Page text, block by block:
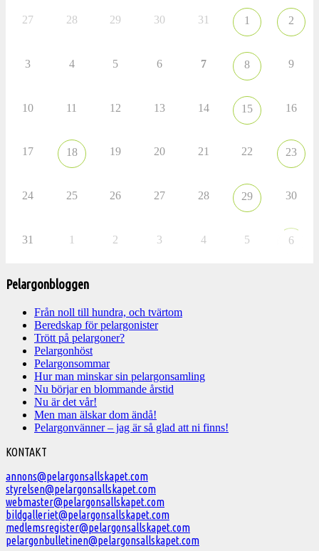
27 28 29 30 31 1 2
3 4 5 6 7 8 9
10 11 12 13 14 15 16
17 18 19 20 21 22 23
24 25 26 27 28 29 30
31 1 2 3 4 5 6
Pelargonbloggen
Från noll till hundra, och tvärtom
Beredskap för pelargonister
Trött på pelargoner?
Pelargonhöst
Pelargonsommar
Hur man minskar sin pelargonsamling
Nu börjar en blommande årstid
Nu är det vår!
Men man älskar dom ändå!
Pelargonvänner – jag är så glad att ni finns!
Välkommen
till
Svenska
Pelargonsällskapet
KONTAKT
annons@pelargonsallskapet.com
styrelsen@pelargonsallskapet.com
webmaster@pelargonsallskapet.com
bildgalleriet@pelargonsallskapet.com
medlemsregister@pelargonsallskapet.com
pelargonbulletinen@pelargonsallskapet.com